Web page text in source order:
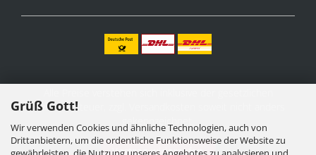
Grüß Gott!
Wir verwenden Cookies und ähnliche Technologien, auch von
Drittanbietern, um die ordentliche Funktionsweise der Website zu
Mehrwertsteuer, zzgl.
gekennzeichnet.
Vertrag widerrufen